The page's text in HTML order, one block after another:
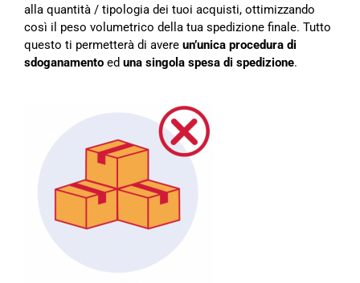
alla quantità / tipologia dei tuoi acquisti, ottimizzando
così il peso volumetrico della tua spedizione finale. Tutto
questo ti permetterà di avere un’unica procedura di
sdoganamento ed una singola spesa di spedizione.